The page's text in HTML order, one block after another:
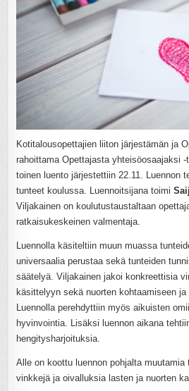
Kotitalousopettajien liiton järjestämän ja
rahoittama Opettajasta yhteisöosaajaksi
toinen luento järjestettiin 22.11. Luennon
tunteet koulussa. Luennoitsijana toimi
Viljakainen on koulutustaustaltaan
ratkaisukeskeinen valmentaja.
Luennolla käsiteltiin muun muassa
universaalia perustaa sekä tunteiden
säätelyä. Viljakainen jakoi konkreettisia
käsittelyyn sekä nuorten kohtaamiseen
Luennolla perehdyttiin myös aikuisten
hyvinvointia. Lisäksi luennon aikana
hengitysharjoituksia.
Alle on koottu luennon pohjalta
vinkkejä ja oivalluksia lasten ja nuorten